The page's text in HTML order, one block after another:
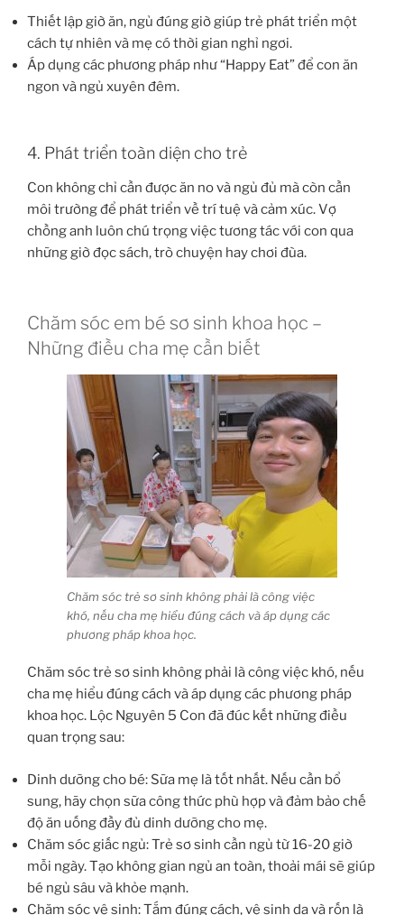
Thiết lập giờ ăn, ngủ đúng giờ giúp trẻ phát triển một
cách tự nhiên và mẹ có thời gian nghỉ ngơi.
Áp dụng các phương pháp như “Happy Eat” để con ăn
ngon và ngủ xuyên đêm.
4. Phát triển toàn diện cho trẻ
Con không chỉ cần được ăn no và ngủ đủ mà còn cần
môi trường để phát triển về trí tuệ và cảm xúc. Vợ
chồng anh luôn chú trọng việc tương tác với con qua
những giờ đọc sách, trò chuyện hay chơi đùa.
Chăm sóc em bé sơ sinh khoa học –
Những điều cha mẹ cần biết
Chăm sóc trẻ sơ sinh không phải là công việc
khó, nếu cha mẹ hiểu đúng cách và áp dụng các
phương pháp khoa học.
Chăm sóc trẻ sơ sinh không phải là công việc khó, nếu
cha mẹ hiểu đúng cách và áp dụng các phương pháp
khoa học. Lộc Nguyên 5 Con đã đúc kết những điều
quan trọng sau:
Dinh dưỡng cho bé: Sữa mẹ là tốt nhất. Nếu cần bổ
sung, hãy chọn sữa công thức phù hợp và đảm bảo chế
độ ăn uống đầy đủ dinh dưỡng cho mẹ.
Chăm sóc giấc ngủ: Trẻ sơ sinh cần ngủ từ 16-20 giờ
mỗi ngày. Tạo không gian ngủ an toàn, thoải mái sẽ giúp
bé ngủ sâu và khỏe mạnh.
Chăm sóc vệ sinh: Tắm đúng cách, vệ sinh da và rốn là